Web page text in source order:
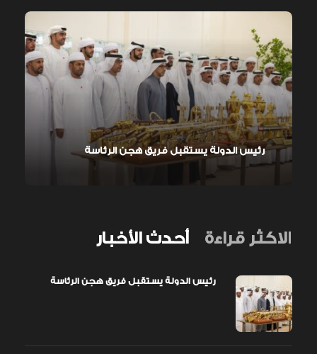
رئيس الدولة يستقبل فريق هجن الرئاسة
أحدث الأخبار الاكثر قراءة